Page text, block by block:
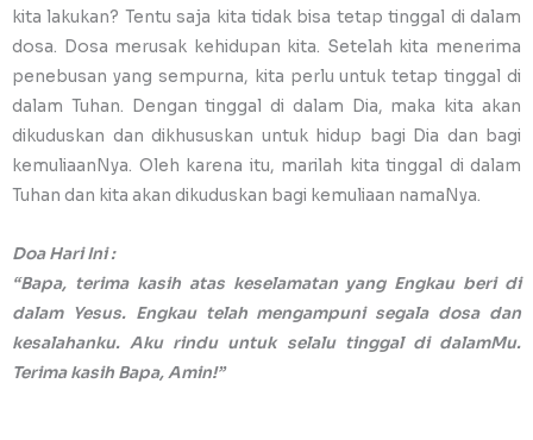
kita lakukan? Tentu saja kita tidak bisa tetap tinggal di dalam
dosa. Dosa merusak kehidupan kita. Setelah kita menerima
penebusan yang sempurna, kita perlu untuk tetap tinggal di
dalam Tuhan. Dengan tinggal di dalam Dia, maka kita akan
dikuduskan dan dikhususkan untuk hidup bagi Dia dan bagi
kemuliaanNya. Oleh karena itu, marilah kita tinggal di dalam
Tuhan dan kita akan dikuduskan bagi kemuliaan namaNya.
Doa Hari Ini :
“Bapa, terima kasih atas keselamatan yang Engkau beri di
dalam Yesus. Engkau telah mengampuni segala dosa dan
kesalahanku. Aku rindu untuk selalu tinggal di dalamMu.
Terima kasih Bapa, Amin!”